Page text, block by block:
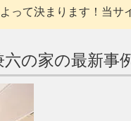
って決まります！当サ
の家の最新事